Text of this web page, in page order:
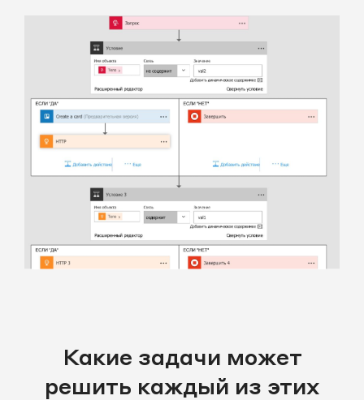
Какие задачи может
решить каждый из этих